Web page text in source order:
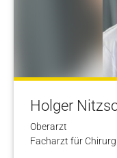
Holger
Oberarzt
Facharzt für